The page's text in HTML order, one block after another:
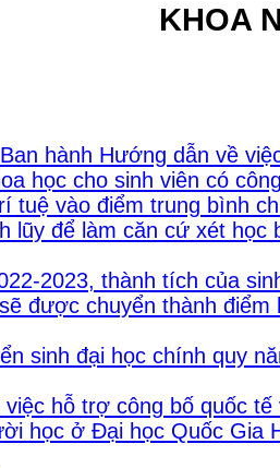
KHOA
hành Hướng dẫn về
học cho sinh viên có
tuệ vào điểm trung bình
lũy để làm căn cứ xét học
2023, thành tích của
được chuyển thành
sinh đại học chính quy
hỗ trợ công bố quốc
học ở Đại học Quốc Gia